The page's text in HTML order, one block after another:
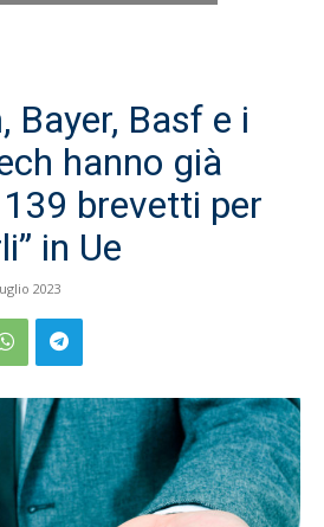
Bayer, Basf e i
hanno già
brevetti per
in Ue
2023